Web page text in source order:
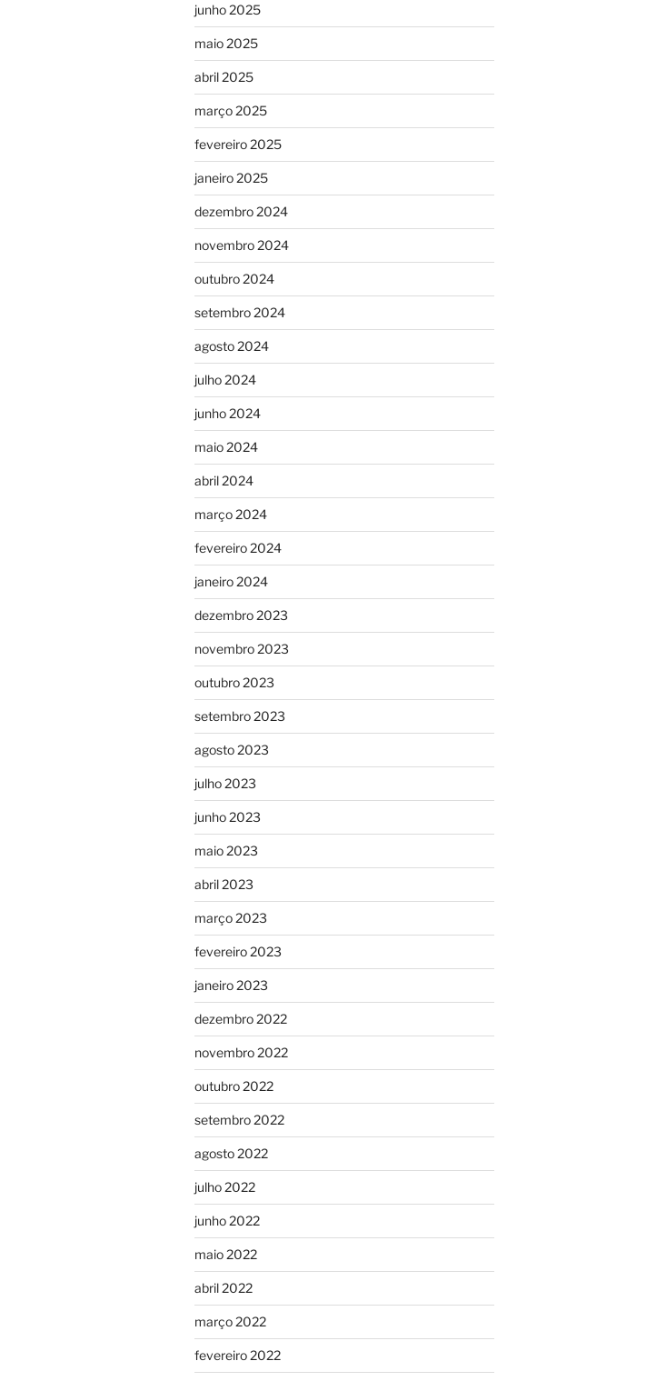
junho 2025
maio 2025
abril 2025
março 2025
fevereiro 2025
janeiro 2025
dezembro 2024
novembro 2024
outubro 2024
setembro 2024
agosto 2024
julho 2024
junho 2024
maio 2024
abril 2024
março 2024
fevereiro 2024
janeiro 2024
dezembro 2023
novembro 2023
outubro 2023
setembro 2023
agosto 2023
julho 2023
junho 2023
maio 2023
abril 2023
março 2023
fevereiro 2023
janeiro 2023
dezembro 2022
novembro 2022
outubro 2022
setembro 2022
agosto 2022
julho 2022
junho 2022
maio 2022
abril 2022
março 2022
fevereiro 2022